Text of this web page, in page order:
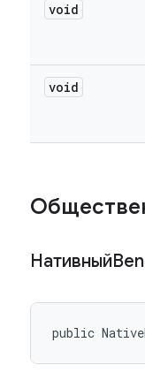
void
void
public